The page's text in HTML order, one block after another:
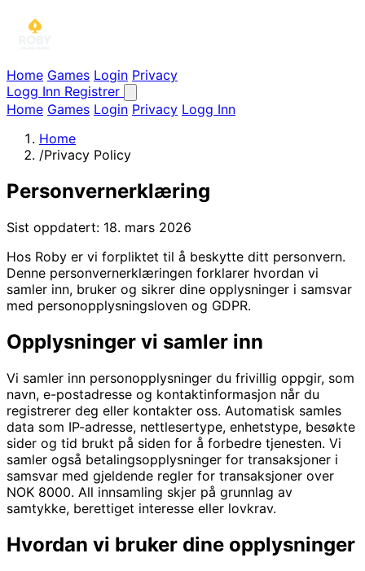
Home Games Login Privacy
Logg Inn Registrer
Home Games Login Privacy Logg Inn
Home
/Privacy Policy
Personvernerklæring
Sist oppdatert: 18. mars 2026
Hos Roby er vi forpliktet til å beskytte ditt personvern.
Denne personvernerklæringen forklarer hvordan vi
samler inn, bruker og sikrer dine opplysninger i samsvar
med personopplysningsloven og GDPR.
Opplysninger vi samler inn
Vi samler inn personopplysninger du frivillig oppgir, som
navn, e-postadresse og kontaktinformasjon når du
registrerer deg eller kontakter oss. Automatisk samles
data som IP-adresse, nettlesertype, enhetstype, besøkte
sider og tid brukt på siden for å forbedre tjenesten. Vi
samler også betalingsopplysninger for transaksjoner i
samsvar med gjeldende regler for transaksjoner over
NOK 8000. All innsamling skjer på grunnlag av
samtykke, berettiget interesse eller lovkrav.
Hvordan vi bruker dine opplysninger